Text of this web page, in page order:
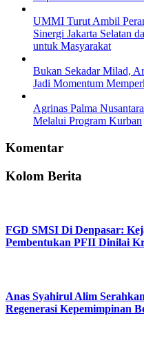
UMMI Turut Ambil
Sinergi Jakarta Selatan
untuk Masyarakat
Bukan Sekadar Milad,
Jadi Momentum
Agrinas Palma
Melalui Program Kurban
Komentar
Kolom Berita
FGD SMSI Di Denpasar:
Pembentukan PFII Dinilai
Anas Syahirul Alim
Regenerasi Kepemimpinan